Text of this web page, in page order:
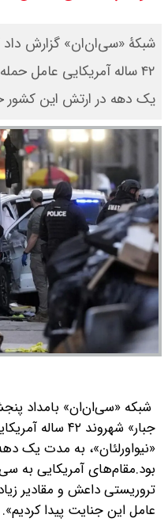
۱۴۰۵ اعلام شد/ طلا بر مدار صعود
/ نفت
شبکۀ «سی‌ان‌ان» گزارش
۴۲ ساله آمریکایی عامل
یک دهه در ارتش این کشور
شبکه «سی‌ان‌ان» بامداد
جبار» شهروند ۴۲
«نیواورلئان»، به مدت یک
بود.مقام‌های آمریکایی به
تروریستی داعش و مقادیر
عامل این جنایت پیدا کردیم».